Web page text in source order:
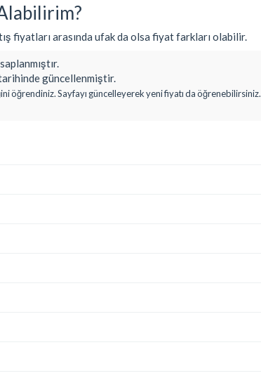
fiyatları arasında ufak da olsa fiyat farkları olabilir.
güncellenmiştir.
öğrendiniz. Sayfayı güncelleyerek yeni fiyatı da öğrenebilirsiniz.